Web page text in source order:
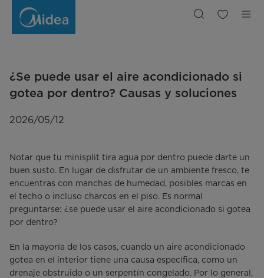
explicamos.
¿Se puede usar el aire acondicionado si
gotea por dentro? Causas y soluciones
2026/05/12
Notar que tu minisplit tira agua por dentro puede darte un
buen susto. En lugar de disfrutar de un ambiente fresco, te
encuentras con manchas de humedad, posibles marcas en
el techo o incluso charcos en el piso. Es normal
preguntarse: ¿se puede usar el aire acondicionado si gotea
por dentro?
En la mayoría de los casos, cuando un aire acondicionado
gotea en el interior tiene una causa específica, como un
drenaje obstruido o un serpentín congelado. Por lo general,